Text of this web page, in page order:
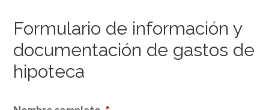
Formulario de información y
documentación de gastos de
hipoteca